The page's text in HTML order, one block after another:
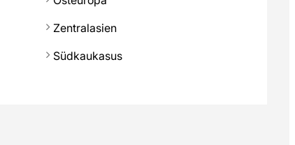
Zentralasien
Südkaukasus